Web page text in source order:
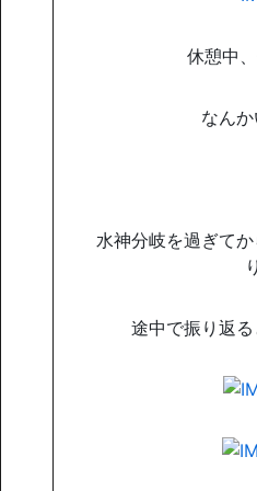
休憩中
なん
水神分岐を過ぎて
途中で振り返